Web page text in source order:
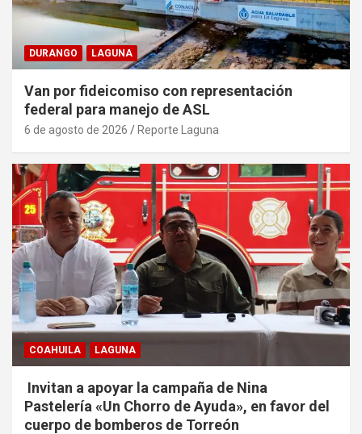
DURANGO LAGUNA
Van por fideicomiso con representación
federal para manejo de ASL
6 de agosto de 2026 Reporte Laguna
COAHUILA LAGUNA
Invitan a apoyar la campaña de Nina
Pastelería «Un Chorro de Ayuda», en favor del
cuerpo de bomberos de Torreón